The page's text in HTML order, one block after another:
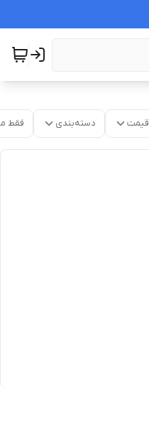
قیمت دسته‌بندی فقط